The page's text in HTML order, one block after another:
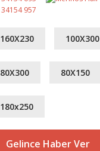
160X230 100X300
80X300 80X150
180x250
Gelince Haber Ver